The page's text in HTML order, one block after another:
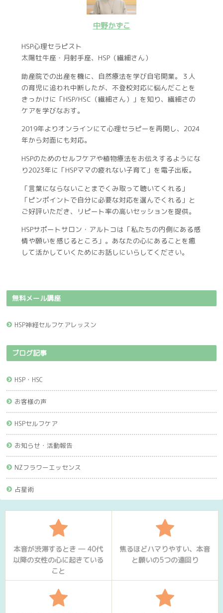
中野かずこ
HSP心理セラピスト
太陽牡牛座・月射手座、HSP（繊細さん）
助産院での出産を機に、自然療法を学び自宅開業。３人
の育児に追われ中断したが、不登校対応に悩んだことを
きっかけに「HSP/HSC（繊細さん）」を知り、繊細さの
ケアを学びなおす。
2019年よりオンラインにて心理セラピーを再開し、2024
年から対面にも対応。
HSPのためのセルフケアや植物療法をお伝えするようにな
り2023年に「HSPママの疲れない子育て」を電子出版。
「言葉にならないことまでくみ取って聴いてくれる」
「ピンポイントで自分に必要な対応を選んでくれる」と
ご好評いただき、リピート率の高いセッションを提供。
HSPサポートサロン・アルトコは「私たちの内側にある感
情や願いを感じるところ」。あなたの心にあることを癒
して活かしていくためにお話しにいらしてください。
無料メール講座
HSP神経セルフケアレッスン
ブログ記事
HSP・HSC
お客様の声
HSPセルフケア
お知らせ・活動報告
NZフラワーエッセンス
占星術
本音が渋滞するとき ― 40代
以降の女性の心に起きている
こと
焦るほどハマりやすい、本音
と願いの5つの遠回り